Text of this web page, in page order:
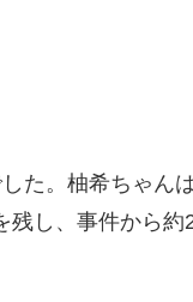
た。柚希ちゃん
し、事件から約